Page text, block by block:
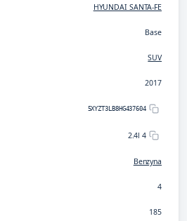
HYUNDAI SANTA-FE
Base
SUV
2017
5XYZT3LB8HG437604
2.4l 4
Benzyna
4
185